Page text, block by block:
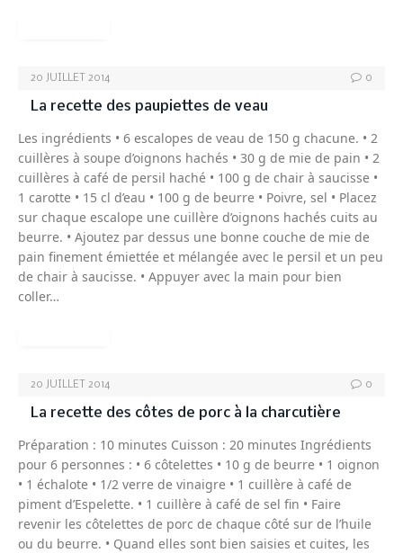
20 JUILLET 2014 0
La recette des paupiettes de veau
Les ingrédients • 6 escalopes de veau de 150 g chacune. • 2
cuillères à soupe d’oignons hachés • 30 g de mie de pain • 2
cuillères à café de persil haché • 100 g de chair à saucisse •
1 carotte • 15 cl d’eau • 100 g de beurre • Poivre, sel • Placez
sur chaque escalope une cuillère d’oignons hachés cuits au
beurre. • Ajoutez par dessus une bonne couche de mie de
pain finement émiettée et mélangée avec le persil et un peu
de chair à saucisse. • Appuyer avec la main pour bien
coller…
20 JUILLET 2014 0
La recette des côtes de porc à la charcutière
Préparation : 10 minutes Cuisson : 20 minutes Ingrédients
pour 6 personnes : • 6 côtelettes • 10 g de beurre • 1 oignon
• 1 échalote • 1/2 verre de vinaigre • 1 cuillère à café de
piment d’Espelette. • 1 cuillère à café de sel fin • Faire
revenir les côtelettes de porc de chaque côté sur de l’huile
ou du beurre. • Quand elles sont bien saisies et cuites, les